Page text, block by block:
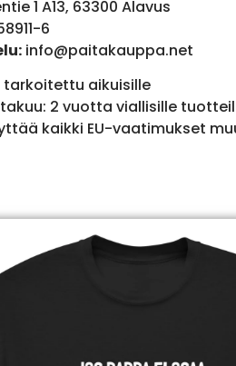
1 A13, 63300 Alavus
6
info@paitakauppa.net
tarkoitettu aikuisille
2 vuotta viallisille
kaikki EU-vaatimukset